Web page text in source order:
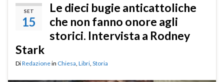
SET
15
Le dieci bugie anticattoliche
che non fanno onore agli
storici. Intervista a Rodney
Stark
DiRedazionein Chiesa, Libri, Storia